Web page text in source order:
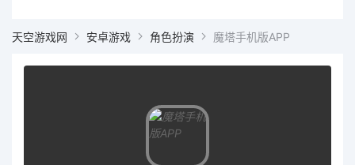
天空游戏网 安卓游戏 角色扮演 魔塔手机版APP